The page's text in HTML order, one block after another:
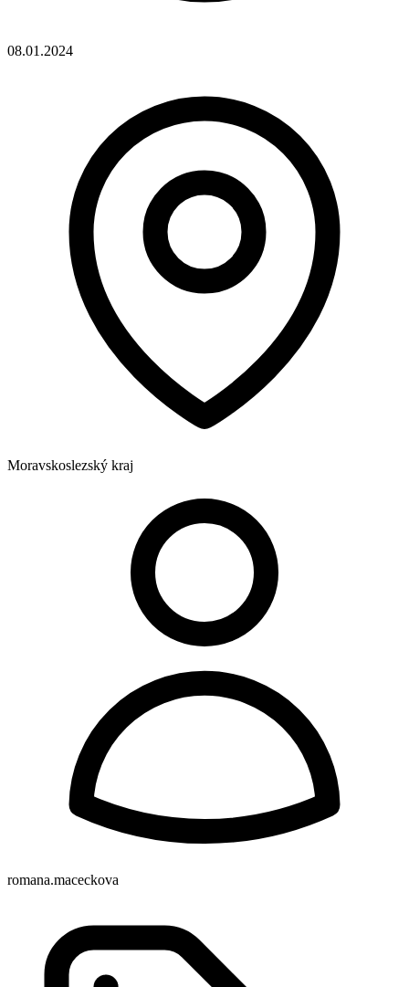
08.01.2024
Moravskoslezský kraj
romana.maceckova